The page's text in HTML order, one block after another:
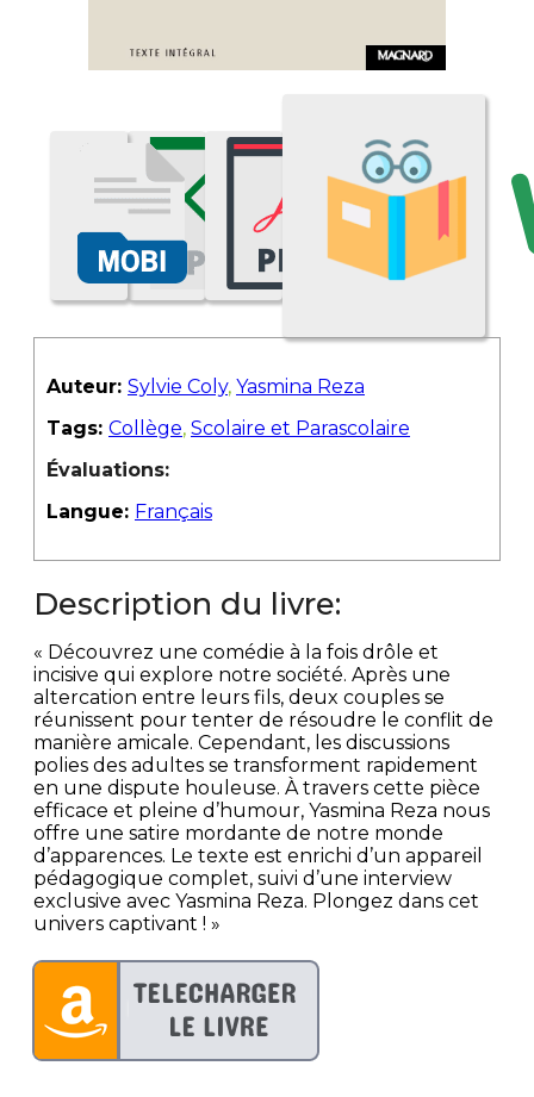
Auteur: Sylvie Coly, Yasmina Reza
Tags: Collège, Scolaire et Parascolaire
Évaluations:
Langue: Français
Description du livre:
« Découvrez une comédie à la fois drôle et
incisive qui explore notre société. Après une
altercation entre leurs fils, deux couples se
réunissent pour tenter de résoudre le conflit de
manière amicale. Cependant, les discussions
polies des adultes se transforment rapidement
en une dispute houleuse. À travers cette pièce
efficace et pleine d’humour, Yasmina Reza nous
offre une satire mordante de notre monde
d’apparences. Le texte est enrichi d’un appareil
pédagogique complet, suivi d’une interview
exclusive avec Yasmina Reza. Plongez dans cet
univers captivant ! »